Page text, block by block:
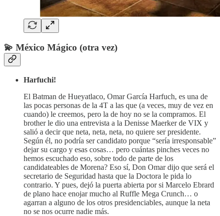
💫 México Mágico (otra vez)
Harfuchi!
El Batman de Hueyatlaco, Omar García Harfuch, es una de
las pocas personas de la 4T a las que (a veces, muy de vez en
cuando) le creemos, pero la de hoy no se la compramos. El
brother le dio una entrevista a la Denisse Maerker de VIX y
salió a decir que neta, neta, neta, no quiere ser presidente.
Según él, no podría ser candidato porque “sería irresponsable”
dejar su cargo y esas cosas… pero cuántas pinches veces no
hemos escuchado eso, sobre todo de parte de los
candidateables de Morena? Eso sí, Don Omar dijo que será el
secretario de Seguridad hasta que la Doctora le pida lo
contrario. Y pues, dejó la puerta abierta por si Marcelo Ebrard
de plano hace enojar mucho al Ruffle Mega Crunch… o
agarran a alguno de los otros presidenciables, aunque la neta
no se nos ocurre nadie más.